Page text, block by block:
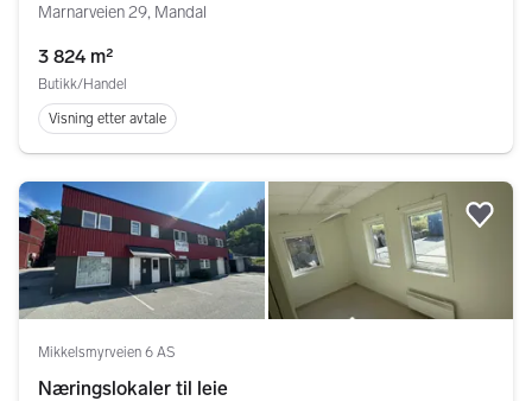
Marnarveien 29, Mandal
3 824 m²
Butikk/Handel
Visning etter avtale
Mikkelsmyrveien 6 AS
Næringslokaler til leie